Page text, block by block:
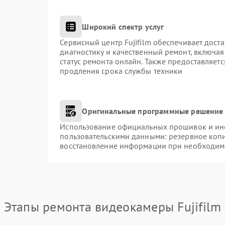
Широкий спектр услуг
Сервисный центр Fujifilm обеспечивает
диагностику и качественный ремонт,
статус ремонта онлайн. Также
продления срока службы техники
Оригинальные программные
Использование официальных прошивок и
пользовательскими данными: резервное
восстановление информации при
Этапы ремонта видеокамеры Fujifilm